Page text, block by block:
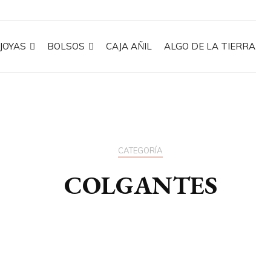
JOYAS BOLSOS CAJA AÑIL ALGO DE LA TIERRA
CATEGORÍA
COLGANTES